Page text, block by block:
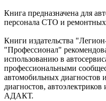
Книга предназначена для
персонала СТО и ремонтных
Книги издательства
"Профессионал"
использованию в
профессиональными
автомобильных диагностов
диагностов,
АДАКТ.